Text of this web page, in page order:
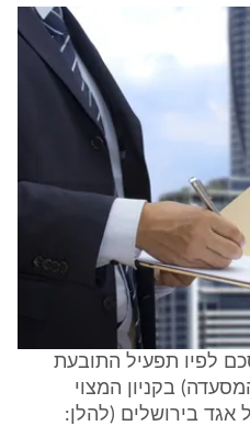
לפיו תפעיל התובעת
בקניון המצוי
בירושלים (להלן: